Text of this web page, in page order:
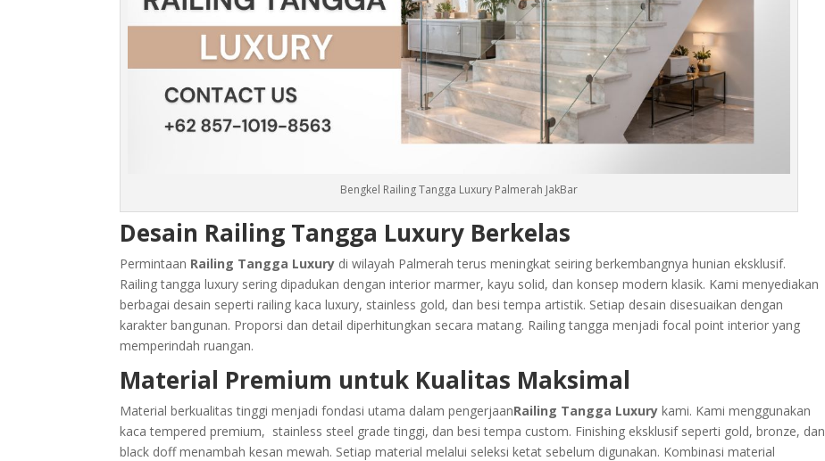
Bengkel Railing Tangga Luxury Palmerah JakBar
Desain Railing Tangga Luxury Berkelas
Permintaan Railing Tangga Luxury di wilayah Palmerah terus meningkat seiring berkembangnya hunian eksklusif.
Railing tangga luxury sering dipadukan dengan interior marmer, kayu solid, dan konsep modern klasik. Kami menyediakan
berbagai desain seperti railing kaca luxury, stainless gold, dan besi tempa artistik. Setiap desain disesuaikan dengan
karakter bangunan. Proporsi dan detail diperhitungkan secara matang. Railing tangga menjadi focal point interior yang
memperindah ruangan.
Material Premium untuk Kualitas Maksimal
Material berkualitas tinggi menjadi fondasi utama dalam pengerjaanRailing Tangga Luxury kami. Kami menggunakan
kaca tempered premium, stainless steel grade tinggi, dan besi tempa custom. Finishing eksklusif seperti gold, bronze, dan
black doff menambah kesan mewah. Setiap material melalui seleksi ketat sebelum digunakan. Kombinasi material